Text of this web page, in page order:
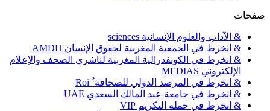
& الآداب والعلوم الإنسانية sciences
& انخرط في الجمعية المغربية لحقوق الإنسان AMDH
& انخرط في الكونفدرالية المغربية لناشري الصحف والإعلام
الإلكتروني MEDIAS
& انخرط في المرصد الدولي للصحافة ٌ Roi
& انخرط في جامعة عبد المالك السعدي UAE
& انخرط في حملة التكريم VIP